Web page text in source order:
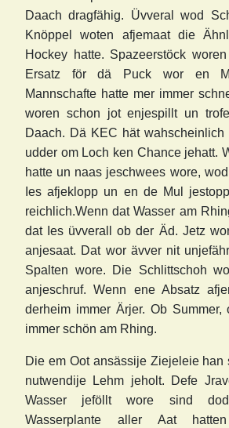
Daach dragfähig. Üvveral wod
Knöppel woten afjemaat die
Hockey hatte. Spazeerstöck
Ersatz för dä Puck wor en
Mannschafte hatte mer immer
woren schon jot enjespillt un
Daach. Dä KEC hät
udder om Loch ken Chance jehatt.
hatte un naas jeschwees wore,
Ies afjeklopp un en de Mul
reichlich.Wenn dat Wasser am
dat Ies üvverall ob der Äd. Jetz
anjesaat. Dat wor ävver nit
Spalten wore. Die Schlittschoh
anjeschruf. Wenn ene Absatz
derheim immer Ärjer. Ob Summer,
immer schön am Rhing.
Die em Oot ansässije Ziejeleie han
nutwendije Lehm jeholt. Defe
Wasser jeföllt wore sind
Wasserplante aller Aat